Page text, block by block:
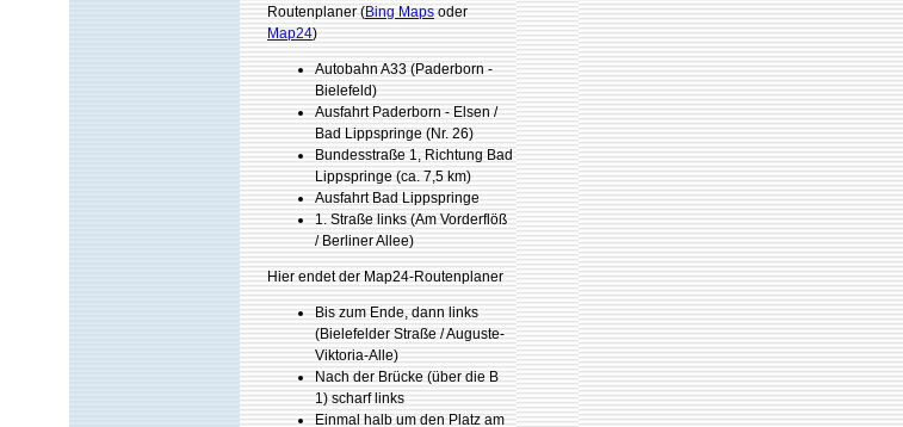
Routenplaner (Bing Mapsoder
Map24)
Autobahn A33 (Paderborn -
Bielefeld)
Ausfahrt Paderborn - Elsen /
Bad Lippspringe (Nr. 26)
Bundesstraße 1, Richtung Bad
Lippspringe (ca. 7,5 km)
Ausfahrt Bad Lippspringe
1. Straße links (Am Vorderflöß
/ Berliner Allee)
Hier endet der Map24-Routenplaner
Bis zum Ende, dann links
(Bielefelder Straße / Auguste-
Viktoria-Alle)
Nach der Brücke (über die B
1) scharf links
Einmal halb um den Platz am